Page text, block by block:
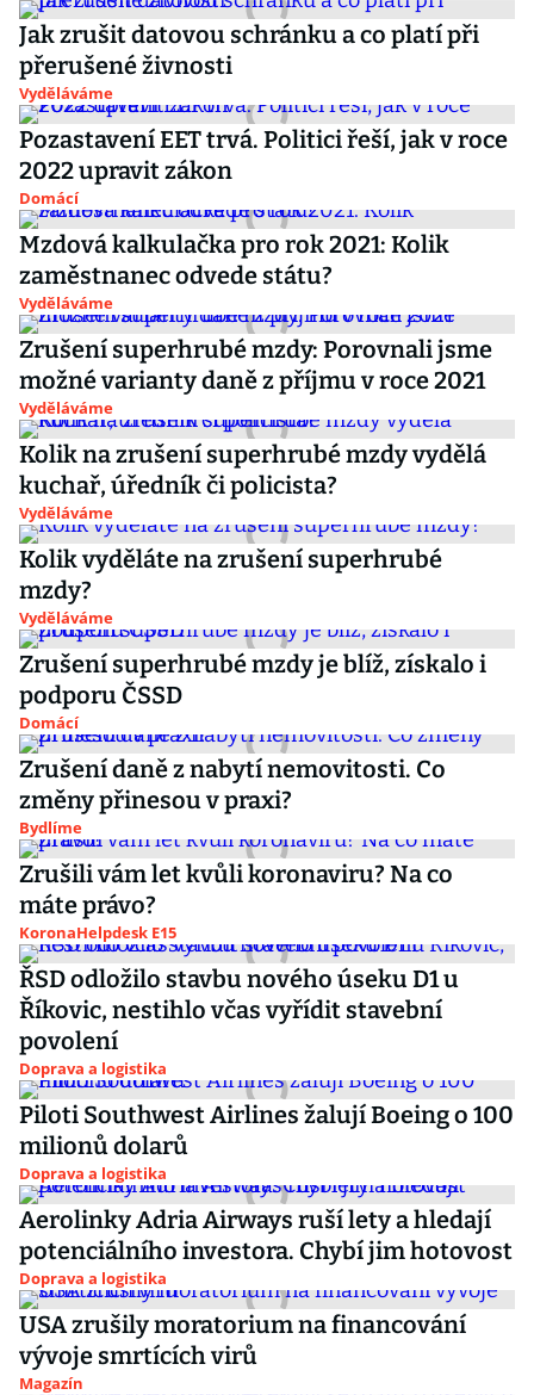
Jak zrušit datovou schránku a co platí při
přerušené živnosti
Vyděláváme
Pozastavení EET trvá. Politici řeší, jak v roce
2022 upravit zákon
Domácí
Mzdová kalkulačka pro rok 2021: Kolik
zaměstnanec odvede státu?
Vyděláváme
Zrušení superhrubé mzdy: Porovnali jsme
možné varianty daně z příjmu v roce 2021
Vyděláváme
Kolik na zrušení superhrubé mzdy vydělá
kuchař, úředník či policista?
Vyděláváme
Kolik vyděláte na zrušení superhrubé
mzdy?
Vyděláváme
Zrušení superhrubé mzdy je blíž, získalo i
podporu ČSSD
Domácí
Zrušení daně z nabytí nemovitosti. Co
změny přinesou v praxi?
Bydlíme
Zrušili vám let kvůli koronaviru? Na co
máte právo?
KoronaHelpdesk E15
ŘSD odložilo stavbu nového úseku D1 u
Říkovic, nestihlo včas vyřídit stavební
povolení
Doprava a logistika
Piloti Southwest Airlines žalují Boeing o 100
milionů dolarů
Doprava a logistika
Aerolinky Adria Airways ruší lety a hledají
potenciálního investora. Chybí jim hotovost
Doprava a logistika
USA zrušily moratorium na financování
vývoje smrtících virů
Magazín